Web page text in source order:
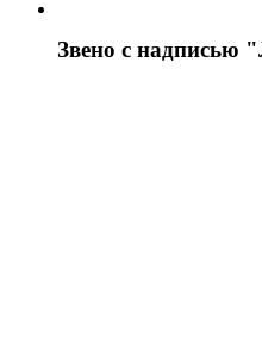
Звено с надписью